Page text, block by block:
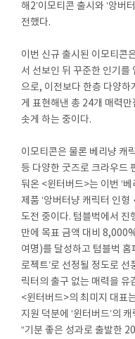
해2’이모티콘 출시와 ‘앙버
전했다.
이번 신규 출시된 이모티콘
서 선보인 뒤 꾸준한 인기를
으로, 이전보다 한층 다양하
게 표현해낸 총 24개 매력
솟게 하는 중이다.
이모티콘은 물론 베리냥 캐
등 다양한 굿즈로 크라우드
둬온 <윈터버드>는 이번 ‘
제품 ‘앙버터냥 캐릭터 인
도전 중이다. 텀블벅에서 진
만에 목표 금액 대비
여명)를 달성하고 텀블벅 홈
로젝트’로 선정될 정도로 선
릭터의 출구 없는 매력을 유
<윈터버드>의 최미지 대표
지원 덕분에 ‘윈터버드’의
“기분 좋은 성과로 출발한